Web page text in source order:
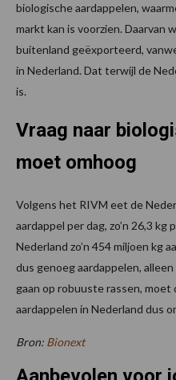
biologische aardappelen,
markt kan is voorzien. Daarvan
buitenland geëxporteerd,
in Nederland. Dat terwijl de
is.
Vraag naar
moet omhoog
Volgens het RIVM eet de
aardappel per dag, zo’n 26,3 kg
Nederland zo’n 454 miljoen kg
dus genoeg aardappelen,
gaan op robuuste rassen,
aardappelen in Nederland dus
Bron: Bionext